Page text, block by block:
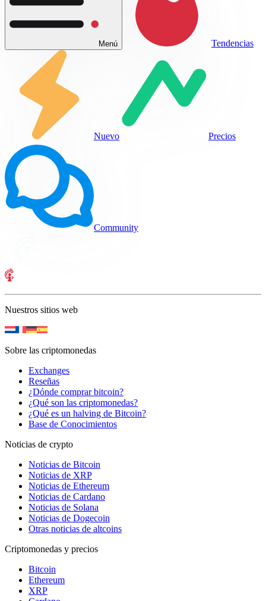
Menú Tendencias
Nuevo Precios
Community
Nuestros sitios web
Sobre las criptomonedas
Exchanges
Reseñas
¿Dónde comprar bitcoin?
¿Qué son las criptomonedas?
¿Qué es un halving de Bitcoin?
Base de Conocimientos
Noticias de crypto
Noticias de Bitcoin
Noticias de XRP
Noticias de Ethereum
Noticias de Cardano
Noticias de Solana
Noticias de Dogecoin
Otras noticias de altcoins
Criptomonedas y precios
Bitcoin
Ethereum
XRP